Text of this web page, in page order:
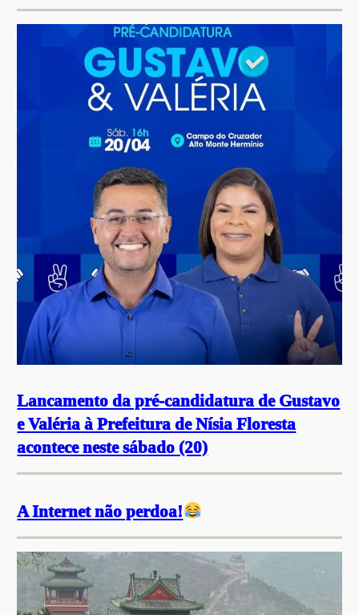
Lancamento da pré-candidatura de Gustavo
e Valéria à Prefeitura de Nísia Floresta
acontece neste sábado (20)
A Internet não perdoa!